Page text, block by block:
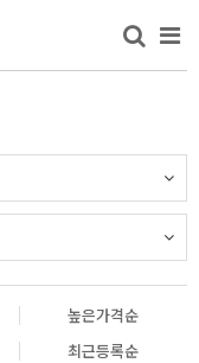
높은가격순
최근등록순